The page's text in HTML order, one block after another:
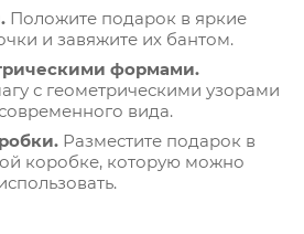
Положите подарок в яркие
и завяжите их бантом.
формами.
с геометрическими узорами
вида.
Разместите подарок в
коробке, которую можно